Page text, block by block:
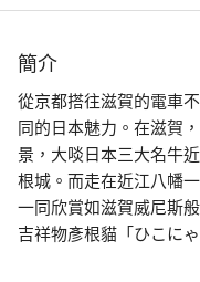
簡介
從京都搭往滋賀的電車
同的日本魅力。在滋賀
景，大啖日本三大名牛
根城。而走在近江八幡
一同欣賞如滋賀威尼斯
吉祥物彥根貓「ひこに